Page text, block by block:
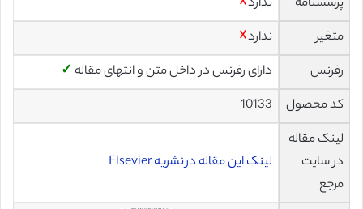
متغیر
ندارد☓
رفرنس
دارای رفرنس در داخل متن و انتهای مقاله ✓
کد محصول
10133
لینک مقاله
در سایت
مرجع
لینک این مقاله در نشریه Elsevier